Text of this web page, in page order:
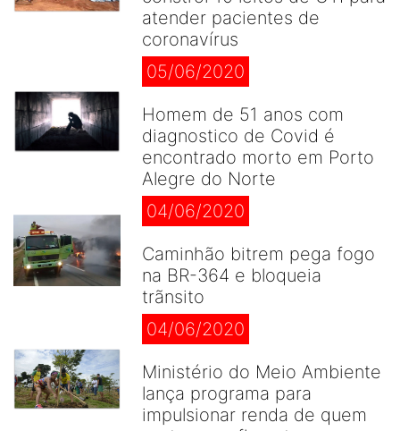
atender pacientes de
coronavírus
05/06/2020
Homem de 51 anos com
diagnostico de Covid é
encontrado morto em Porto
Alegre do Norte
04/06/2020
Caminhão bitrem pega fogo
na BR-364 e bloqueia
trãnsito
04/06/2020
Ministério do Meio Ambiente
lança programa para
impulsionar renda de quem